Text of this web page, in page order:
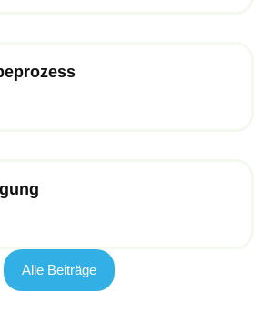
Alle Beiträge